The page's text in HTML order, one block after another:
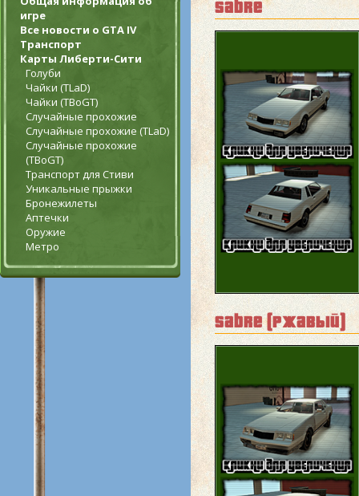
игре
Все новости о GTA IV
Транспорт
Карты Либерти-Сити
Голуби
Чайки (TLaD)
Чайки (TBoGT)
Случайные прохожие
Случайные прохожие (TLaD)
Случайные прохожие
(TBoGT)
Транспорт для Стиви
Уникальные прыжки
Бронежилеты
Аптечки
Оружие
Метро
sabre
sabre (ржавый)